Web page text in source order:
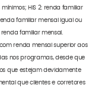
HIS 2: renda familiar
familiar mensal igual ou
familiar mensal.
renda mensal superior aos
nos programas, desde que
que estejam devidamente
que clientes e corretores